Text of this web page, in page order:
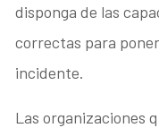
disponga de las
correctas para
incidente.
Las organizaciones